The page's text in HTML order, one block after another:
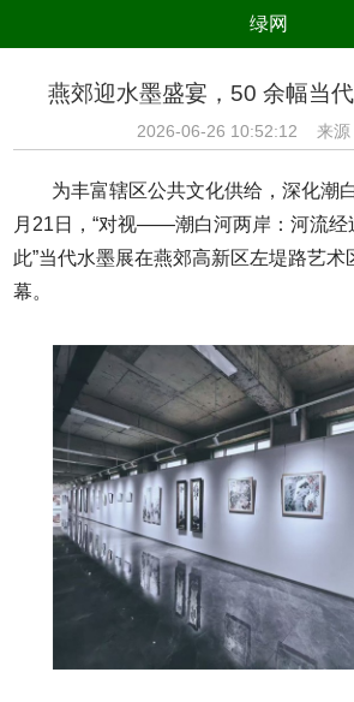
绿网
健康
时尚 家居 新技
环境保护 节能减排 绿色
燕郊迎水墨盛宴，50 余幅当
2026-06-26 10:52:12 来源
为丰富辖区公共文化供给，深化潮
月21日，“对视——潮白河两岸：河流经
此”当代水墨展在燕郊高新区左堤路艺术
幕。